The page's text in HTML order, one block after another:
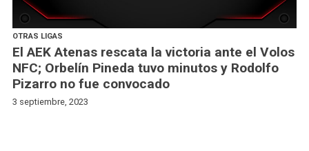
OTRAS LIGAS
El AEK Atenas rescata la victoria ante el Volos
NFC; Orbelín Pineda tuvo minutos y Rodolfo
Pizarro no fue convocado
3 septiembre, 2023